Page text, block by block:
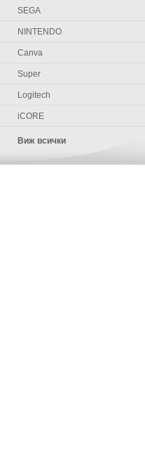
SEGA
NINTENDO
Canva
Super
Logitech
iCORE
Виж всички